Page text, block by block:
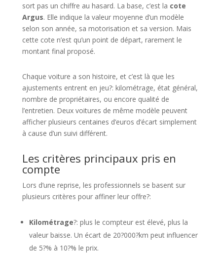
sort pas un chiffre au hasard. La base, c’est la cote
Argus. Elle indique la valeur moyenne d’un modèle
selon son année, sa motorisation et sa version. Mais
cette cote n’est qu’un point de départ, rarement le
montant final proposé.
Chaque voiture a son histoire, et c’est là que les
ajustements entrent en jeu?: kilométrage, état général,
nombre de propriétaires, ou encore qualité de
l’entretien. Deux voitures de même modèle peuvent
afficher plusieurs centaines d’euros d’écart simplement
à cause d’un suivi différent.
Les critères principaux pris en
compte
Lors d’une reprise, les professionnels se basent sur
plusieurs critères pour affiner leur offre?:
Kilométrage?: plus le compteur est élevé, plus la
valeur baisse. Un écart de 20?000?km peut influencer
de 5?% à 10?% le prix.